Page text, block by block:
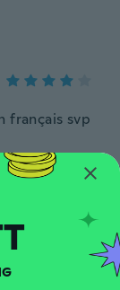
français svp